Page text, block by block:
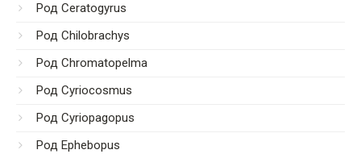
Род Ceratogyrus
Род Chilobrachys
Род Chromatopelma
Род Cyriocosmus
Род Cyriopagopus
Род Ephebopus